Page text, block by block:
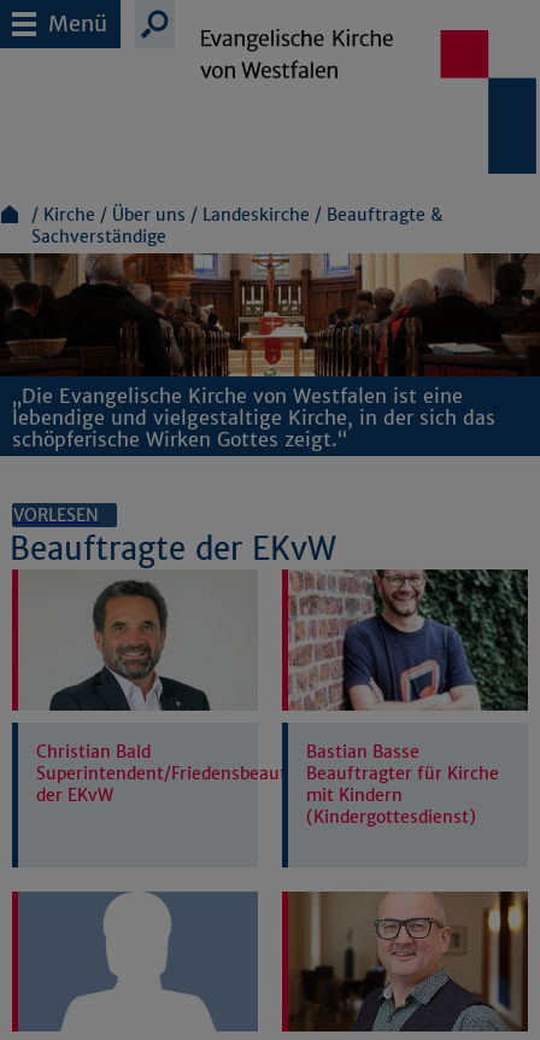
Menü
Kirche Über uns Landeskirche
Beauftragte &
Sachverständige
„Die Evangelische Kirche von Westfalen ist eine
lebendige und vielgestaltige Kirche, in der sich das
schöpferische Wirken Gottes zeigt.“
VORLESEN
Beauftragte der EKvW
Christian Bald
Superintendent/Friedensbeauftragter
der EKvW
Bastian Basse
Beauftragter für Kirche
mit Kindern
(Kindergottesdienst)